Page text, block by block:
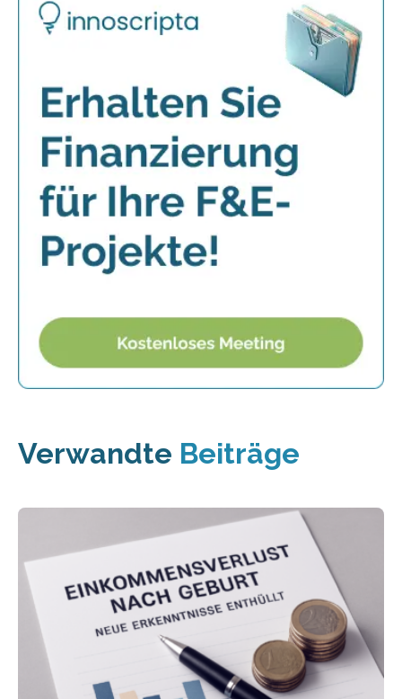
Verwandte Beiträge